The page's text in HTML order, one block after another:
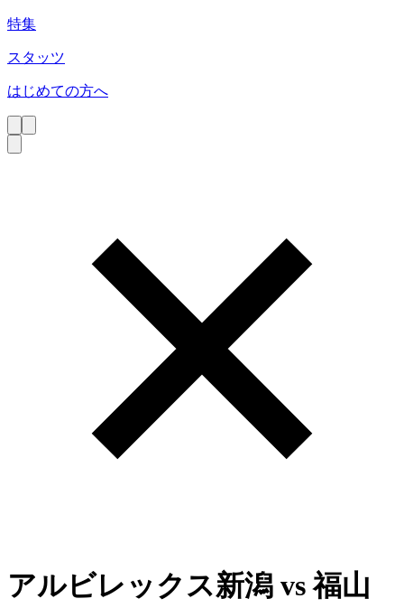
特集
スタッツ
はじめての方へ
アルビレックス新潟 vs福山